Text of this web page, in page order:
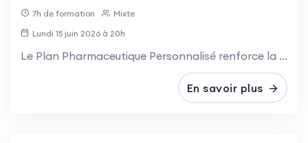
7h de formation
Mixte
Lundi 15 juin 2026 à 20h
Le Plan Pharmaceutique Personnalisé renforce la coordination autour du patient et sécurise son traitement. Dans le diabète de type 2, il s’intègre au développement de la pharmacie clinique. La simulation forme efficacement les pharmaciens à ce suivi.
En savoir plus